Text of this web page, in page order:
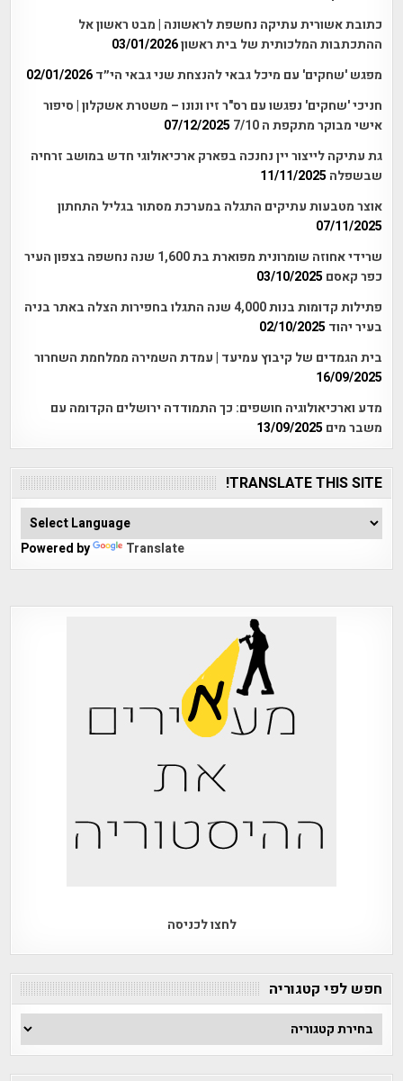
כתובת אשורית עתיקה נחשפת לראשונה | מבט ראשון אל
ההתכתבות המלכותית של בית ראשון03/01/2026
מפגש 'שחקים' עם מיכל גבאי להנצחת שני גבאי הי״ד 02/01/2026
חניכי 'שחקים' נפגשו עם רס"ר זיו ונונו – משטרת אשקלון | סיפור
אישי מבוקר מתקפת ה 7/10
07/12/2025
גת עתיקה לייצור יין נחנכה בפארק ארכיאולוגי חדש במושב זרחיה
שבשפלה 11/11/2025
אוצר מטבעות עתיקים התגלה במערכת מסתור בגליל התחתון
07/11/2025
שרידי אחוזה שומרונית מפוארת בת 1,600 שנה נחשפה בצפון העיר
כפר קאסם 03/10/2025
פתילות קדומות בנות 4,000 שנה התגלו בחפירות הצלה באתר בניה
בעיר יהוד 02/10/2025
בית הגמדים של קיבוץ עמיעד | עמדת השמירה ממלחמת השחרור
16/09/2025
מדע וארכיאולוגיה חושפים: כך התמודדה ירושלים הקדומה עם
משבר מים 13/09/2025
TRANSLATE THIS SITE!
Powered by Translate
לחצו לכניסה
חפש לפי קטגוריה
חפש
לפי
קטגוריה